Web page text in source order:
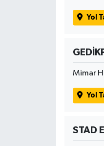
Yol
Mimar
Yol
STAD
Resmi İlanlar